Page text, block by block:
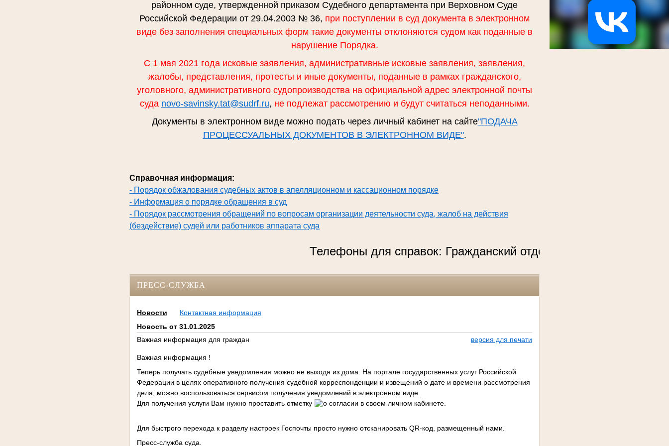
районном суде, утвержденной приказом Судебного департамента при Верховном Суде
Российской Федерации от 29.04.2003 № 36, при поступлении в суд документа в электронном
виде без заполнения специальных форм такие документы отклоняются судом как поданные в
нарушение Порядка.
С 1 мая 2021 года исковые заявления, административные исковые заявления, заявления,
жалобы, представления, протесты и иные документы, поданные в рамках гражданского,
уголовного, административного судопроизводства на официальной адрес электронной почты
суда novo-savinsky.tat@sudrf.ru, не подлежат рассмотрению и будут считаться неподанными.
Документы в электронном виде можно подать через личный кабинет на сайте"ПОДАЧА
ПРОЦЕССУАЛЬНЫХ ДОКУМЕНТОВ В ЭЛЕКТРОННОМ ВИДЕ".
Справочная информация:
- Порядок обжалования судебных актов в апелляционном и кассационном порядке
- Информация о порядке обращения в суд
- Порядок рассмотрения обращений по вопросам организации деятельности суда, жалоб на действия
(бездействие) судей или работников аппарата суда
Телефоны для справок: Гражданский отдел - +7(843) 264-96-17,
ПРЕСС-СЛУЖБА
Новости
Контактная информация
Новость от 31.01.2025
Важная информация для граждан
версия для печати
Важная информация !
Теперь получать судебные уведомления можно не выходя из дома. На портале государственных услуг Российской
Федерации в целях оперативного получения судебной корреспонденции и извещений о дате и времени рассмотрения
дела, можно воспользоваться сервисом получения уведомлений в электронном виде.
Для получения услуги Вам нужно проставить отметку
о согласии в своем личном кабинете.
Для быстрого перехода к разделу настроек Госпочты просто нужно отсканировать QR-код, размещенный нами.
Пресс-служба суда.